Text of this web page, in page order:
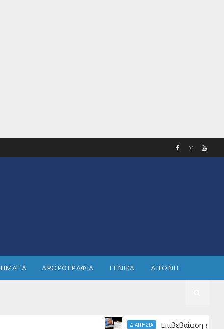
ΑΡΘΡΟΓΡΑΦΙΑ ΓΕΝΙΚΑ ΔΙΕΘΝΗ
ΔΙΑΙΤΗΣΙΑ Επιβεβαίωση